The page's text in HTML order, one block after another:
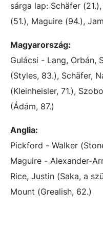
sárga lap: Schäfer
(51.), Maguire (94.),
Magyarország:
Gulácsi - Lang, Orbán,
(Styles, 83.), Schäfer,
(Kleinheisler, 71.),
(Ádám, 87.)
Anglia:
Pickford - Walker
Maguire - Alexander-
Rice, Justin (Saka, a
Mount (Grealish, 62.)